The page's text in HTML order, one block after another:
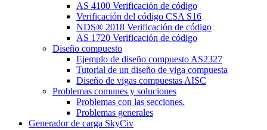
AS 4100 Verificación de código
Verificación del código CSA S16
NDS® 2018 Verificación de código
AS 1720 Verificación de código
Diseño compuesto
Ejemplo de diseño compuesto AS2327
Tutorial de un diseño de viga compuesta
Diseño de vigas compuestas AISC
Problemas comunes y soluciones
Problemas con las secciones.
Problemas generales
Generador de carga SkyCiv